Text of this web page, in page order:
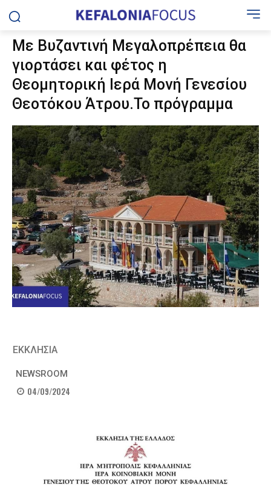
Με Βυζαντινή Μεγαλοπρέπεια θα
γιορτάσει και φέτος η
Θεομητορική Ιερά Μονή Γενεσίου
Θεοτόκου Άτρου.Το πρόγραμμα
ΕΚΚΛΗΣΙΑ
NEWSROOM
04/09/2024